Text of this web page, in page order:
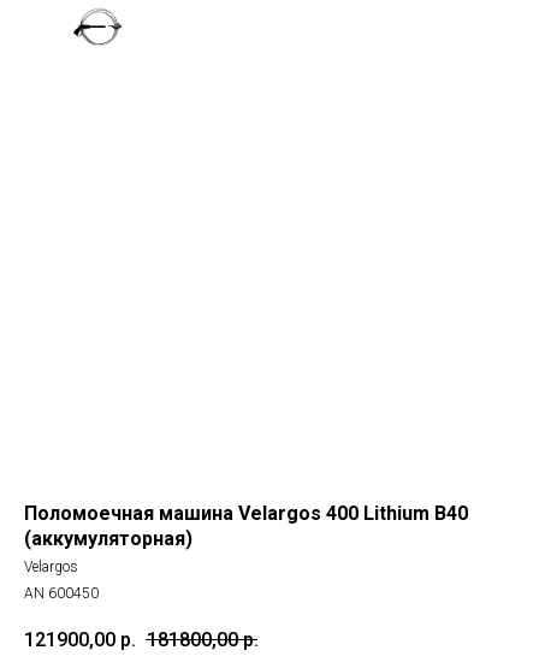
Поломоечная машина Velargos 400 Lithium B40
(аккумуляторная)
Velargos
AN 600450
121900,00 р. 181800,00 р.